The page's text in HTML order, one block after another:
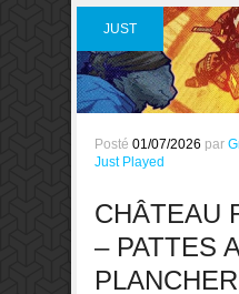
JUST
PLAYED
Posté 01/07/2026 par
Just Played
CHÂTEAU
– PATTES
PLANCHER